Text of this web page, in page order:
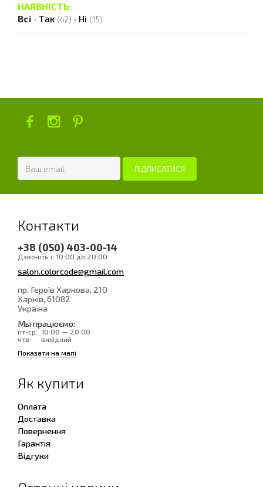
НАЯВНІСТЬ:
Всі · Так (42) · Ні (15)
Контакти
+38 (050) 403-00-14
Дзвоніть с 10:00 до 20:00
salon.colorcode@gmail.com
пр. Героїв Харкова, 210
Харків, 61082
Україна
Мы працюємо:
пт-ср: 10:00 — 20:00
чтв:
вихідний
Показати на мапі
Як купити
Оплата
Доставка
Повернення
Гарантія
Відгуки